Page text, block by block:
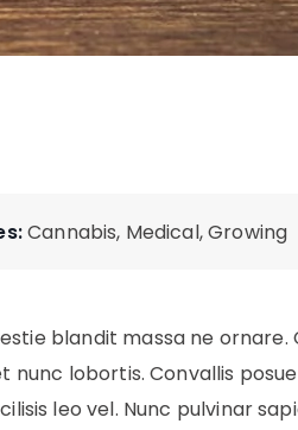
Cannabis, Medical, Growing
blandit massa ne ornare.
nunc lobortis. Convallis
leo vel. Nunc pulvinar